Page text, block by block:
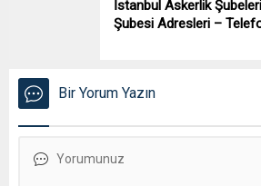
İstanbul Askerlik
Şubesi Adresleri –
Bir Yorum Yazın